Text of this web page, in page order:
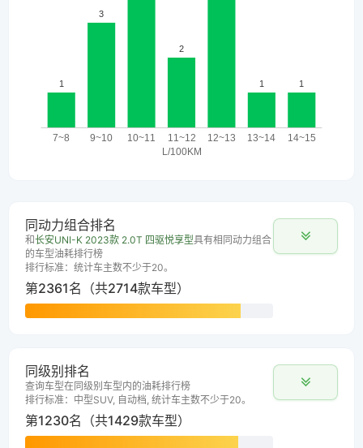
同动力组合排名
和长安UNI-K 2023款 2.0T 四驱悦享型具有相同动力组合
的车型油耗排行榜
排行标准：统计车主数不少于20。
第2361名（共2714款车型）
同级别排名
查询车型在同级别车型内的油耗排行榜
排行标准：中型SUV, 自动档, 统计车主数不少于20。
第1230名（共1429款车型）